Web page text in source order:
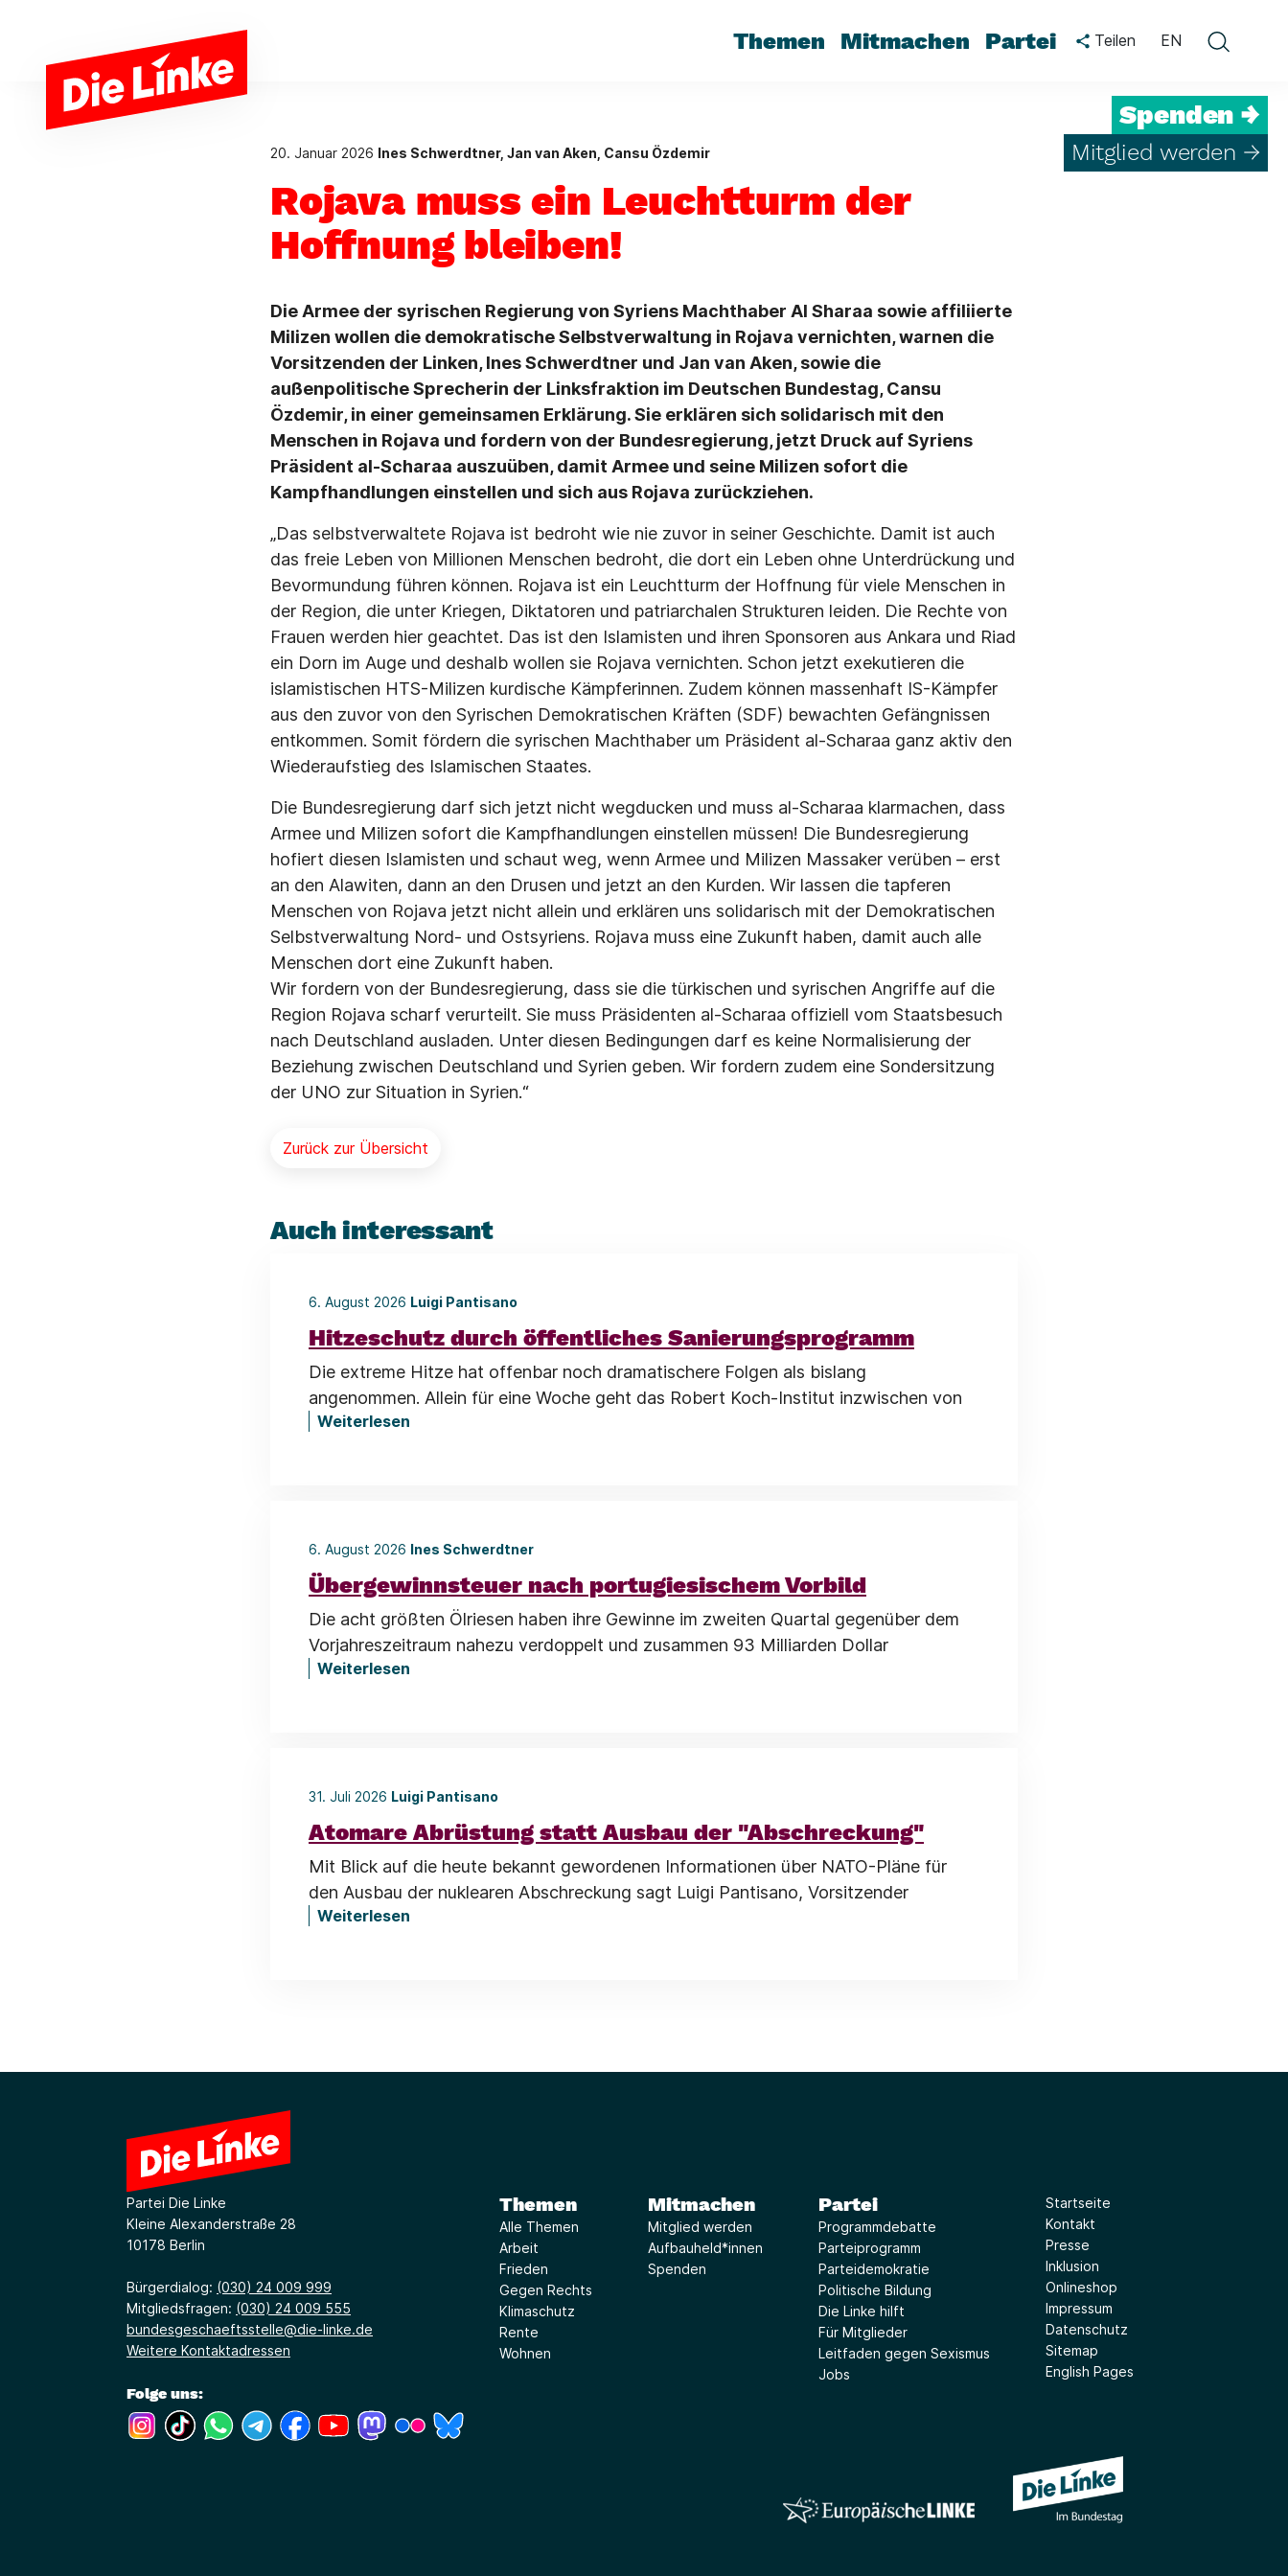
Themen Mitmachen Partei Teilen EN
Spenden →
Mitglied werden →
20. Januar 2026 Ines Schwerdtner, Jan van Aken, Cansu Özdemir
Rojava muss ein Leuchtturm der
Hoffnung bleiben!
Die Armee der syrischen Regierung von Syriens Machthaber Al Sharaa sowie affiliierte
Milizen wollen die demokratische Selbstverwaltung in Rojava vernichten, warnen die
Vorsitzenden der Linken, Ines Schwerdtner und Jan van Aken, sowie die
außenpolitische Sprecherin der Linksfraktion im Deutschen Bundestag, Cansu
Özdemir, in einer gemeinsamen Erklärung. Sie erklären sich solidarisch mit den
Menschen in Rojava und fordern von der Bundesregierung, jetzt Druck auf Syriens
Präsident al-Scharaa auszuüben, damit Armee und seine Milizen sofort die
Kampfhandlungen einstellen und sich aus Rojava zurückziehen.
„Das selbstverwaltete Rojava ist bedroht wie nie zuvor in seiner Geschichte. Damit ist auch
das freie Leben von Millionen Menschen bedroht, die dort ein Leben ohne Unterdrückung und
Bevormundung führen können. Rojava ist ein Leuchtturm der Hoffnung für viele Menschen in
der Region, die unter Kriegen, Diktatoren und patriarchalen Strukturen leiden. Die Rechte von
Frauen werden hier geachtet. Das ist den Islamisten und ihren Sponsoren aus Ankara und Riad
ein Dorn im Auge und deshalb wollen sie Rojava vernichten. Schon jetzt exekutieren die
islamistischen HTS-Milizen kurdische Kämpferinnen. Zudem können massenhaft IS-Kämpfer
aus den zuvor von den Syrischen Demokratischen Kräften (SDF) bewachten Gefängnissen
entkommen. Somit fördern die syrischen Machthaber um Präsident al-Scharaa ganz aktiv den
Wiederaufstieg des Islamischen Staates.
Die Bundesregierung darf sich jetzt nicht wegducken und muss al-Scharaa klarmachen, dass
Armee und Milizen sofort die Kampfhandlungen einstellen müssen! Die Bundesregierung
hofiert diesen Islamisten und schaut weg, wenn Armee und Milizen Massaker verüben – erst
an den Alawiten, dann an den Drusen und jetzt an den Kurden. Wir lassen die tapferen
Menschen von Rojava jetzt nicht allein und erklären uns solidarisch mit der Demokratischen
Selbstverwaltung Nord- und Ostsyriens. Rojava muss eine Zukunft haben, damit auch alle
Menschen dort eine Zukunft haben.
Wir fordern von der Bundesregierung, dass sie die türkischen und syrischen Angriffe auf die
Region Rojava scharf verurteilt. Sie muss Präsidenten al-Scharaa offiziell vom Staatsbesuch
nach Deutschland ausladen. Unter diesen Bedingungen darf es keine Normalisierung der
Beziehung zwischen Deutschland und Syrien geben. Wir fordern zudem eine Sondersitzung
der UNO zur Situation in Syrien.“
Zurück zur Übersicht
Auch interessant
6. August 2026 Luigi Pantisano
Hitzeschutz durch öffentliches Sanierungsprogramm
Die extreme Hitze hat offenbar noch dramatischere Folgen als bislang
angenommen. Allein für eine Woche geht das Robert Koch-Institut inzwischen von
Weiterlesen
6. August 2026 Ines Schwerdtner
Übergewinnsteuer nach portugiesischem Vorbild
Die acht größten Ölriesen haben ihre Gewinne im zweiten Quartal gegenüber dem
Vorjahreszeitraum nahezu verdoppelt und zusammen 93 Milliarden Dollar
Weiterlesen
31. Juli 2026 Luigi Pantisano
Atomare Abrüstung statt Ausbau der "Abschreckung"
Mit Blick auf die heute bekannt gewordenen Informationen über NATO-Pläne für
den Ausbau der nuklearen Abschreckung sagt Luigi Pantisano, Vorsitzender
Weiterlesen
Partei Die Linke
Kleine Alexanderstraße 28
10178 Berlin
Bürgerdialog: (030) 24 009 999
Mitgliedsfragen: (030) 24 009 555
bundesgeschaeftsstelle@die-linke.de
Weitere Kontaktadressen
Folge uns:
(Link öffnet ein neues Fenster)
(Link öffnet ein neues Fenster)
(Link öffnet ein neues Fenster)
(Link öffnet ein neues Fenster)
(Link öffnet ein neues Fenster)
(Link öffnet ein neues Fenster)
(Link öffnet ein neues Fenster)
(Link öffnet ein neues Fenster)
Themen
Alle Themen
Arbeit
Frieden
Gegen Rechts
Klimaschutz
Rente
Wohnen
Mitmachen
Mitglied werden
Aufbauheld*innen
Spenden
Partei
Programmdebatte
Parteiprogramm
Parteidemokratie
Politische Bildung
Die Linke hilft
Für Mitglieder
Leitfaden gegen Sexismus
Jobs
Startseite
Kontakt
Presse
Inklusion
Onlineshop
Impressum
Datenschutz
Sitemap
English Pages
(Link öffnet ein neues Fenster)